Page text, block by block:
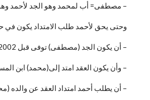
– مصطفى= أب لمحمد وهو الجد لأحمد
وحتى يحق لأحمد طلب الامتداد يكون في
– أن يكون الجد (مصطفى) توفى قبل 14/11/2002
– وأن يكون العقد امتد إلى(محمد) ابن
– أن يطلب أحمد امتداد العقد عن